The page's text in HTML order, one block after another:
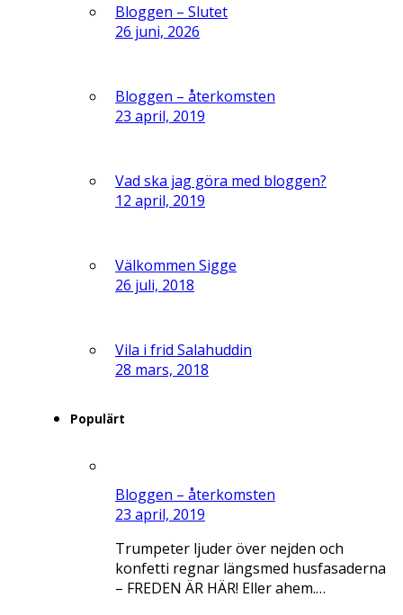
Bloggen – Slutet
26 juni, 2026
Bloggen – återkomsten
23 april, 2019
Vad ska jag göra med bloggen?
12 april, 2019
Välkommen Sigge
26 juli, 2018
Vila i frid Salahuddin
28 mars, 2018
Populärt
Bloggen – återkomsten
23 april, 2019
Trumpeter ljuder över nejden och
konfetti regnar längsmed husfasaderna
– FREDEN ÄR HÄR! Eller ahem.…